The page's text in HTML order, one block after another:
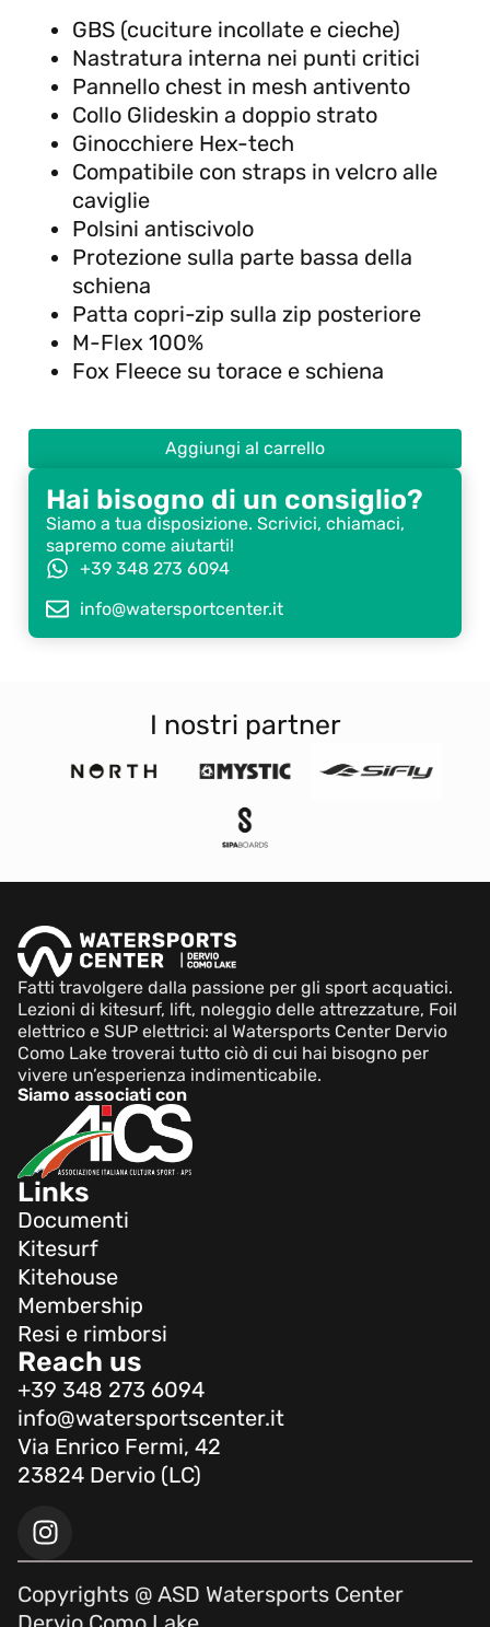
GBS (cuciture incollate e cieche)
Nastratura interna nei punti critici
Pannello chest in mesh antivento
Collo Glideskin a doppio strato
Ginocchiere Hex-tech
Compatibile con straps in velcro alle
caviglie
Polsini antiscivolo
Protezione sulla parte bassa della
schiena
Patta copri-zip sulla zip posteriore
M-Flex 100%
Fox Fleece su torace e schiena
Aggiungi al carrello
Hai bisogno di un consiglio?
Siamo a tua disposizione. Scrivici, chiamaci,
sapremo come aiutarti!
+39 348 273 6094
info@watersportcenter.it
I nostri partner
Fatti travolgere dalla passione per gli sport acquatici.
Lezioni di kitesurf, lift, noleggio delle attrezzature, Foil
elettrico e SUP elettrici: al Watersports Center Dervio
Como Lake troverai tutto ciò di cui hai bisogno per
vivere un’esperienza indimenticabile.
Siamo associati con
Links
Documenti
Kitesurf
Kitehouse
Membership
Resi e rimborsi
Reach us
+39 348 273 6094
info@watersportscenter.it
Via Enrico Fermi, 42
23824 Dervio (LC)
Copyrights @ ASD Watersports Center